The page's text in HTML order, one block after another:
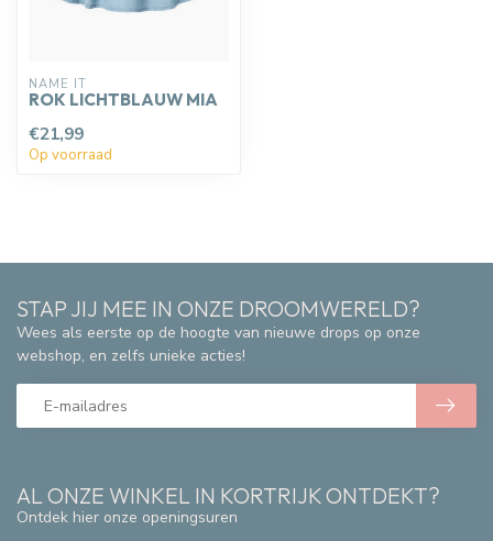
NAME IT
ROK LICHTBLAUW MIA
€21,99
Op voorraad
AL ONZE WINKEL IN KORTRIJK ONTDEKT?
Ontdek hier onze openingsuren
STAP JIJ MEE IN ONZE DROOMWERELD?
Wees als eerste op de hoogte van nieuwe drops op onze
webshop, en zelfs unieke acties!